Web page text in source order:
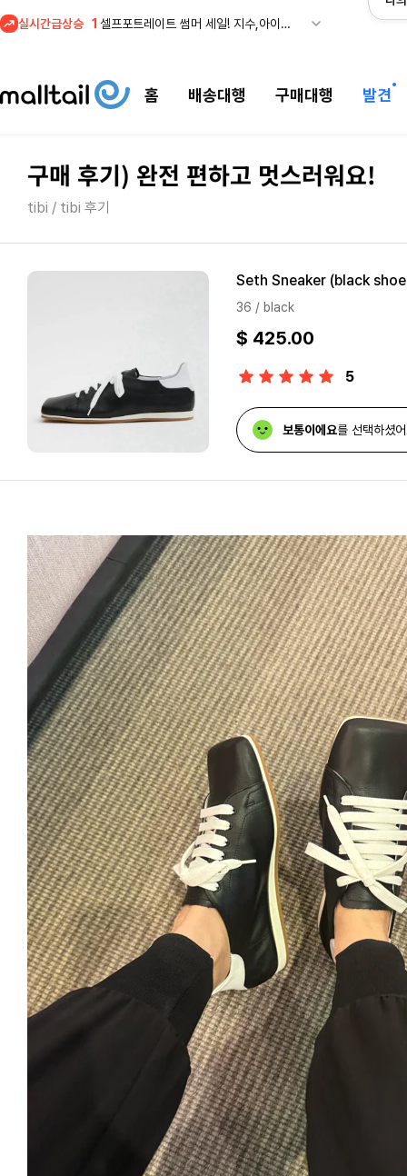
실시간급상승
2
조마샵) 버버리 역대급 특가! 최대 94% 세일
4
프리미엄 반다이) 원피스 3주년 카드 프리오더 오픈! (인기 상품은 품절·재입고 반복)
홈 배송대행 구매대행 발견
구매 후기) 완전 편하고 멋스러워요!
tibi / tibi 후기
Seth Sneaker (black
36 / black
$ 425.00
5
보통이에요를 선택하셨